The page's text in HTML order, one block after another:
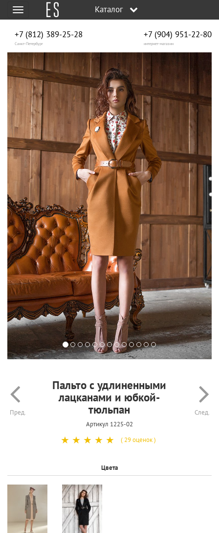
Меню Каталог
+7 (812) 389-25-28
Санкт-Петербург
+7 (904) 951‑22‑80
интернет-магазин
Пред.
Пальто с удлиненными
лацканами и юбкой-
тюльпан
Артикул 1225-02
След.
☆
☆
☆
☆
☆ ( 29 оценок )
Цвета